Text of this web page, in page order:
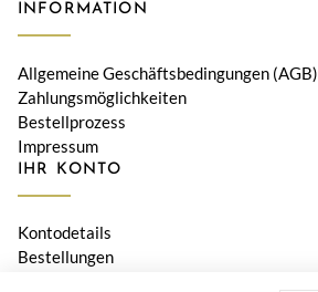
INFORMATION
Allgemeine Geschäftsbedingungen (AGB)
Zahlungsmöglichkeiten
Bestellprozess
Impressum
IHR KONTO
Kontodetails
Bestellungen